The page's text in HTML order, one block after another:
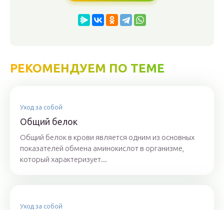
РЕКОМЕНДУЕМ ПО ТЕМЕ
Уход за собой
Общий белок
Общий белок в крови является одним из основных
показателей обмена аминокислот в организме,
который характеризует...
Уход за собой